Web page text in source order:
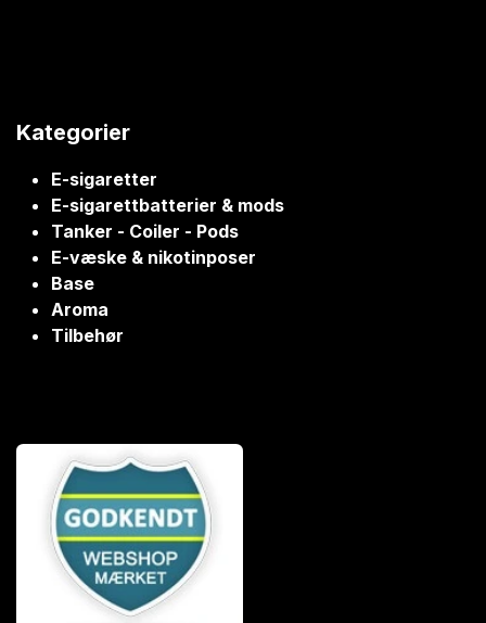
Kategorier
E-sigaretter
E-sigarettbatterier & mods
Tanker - Coiler - Pods
E-væske & nikotinposer
Base
Aroma
Tilbehør